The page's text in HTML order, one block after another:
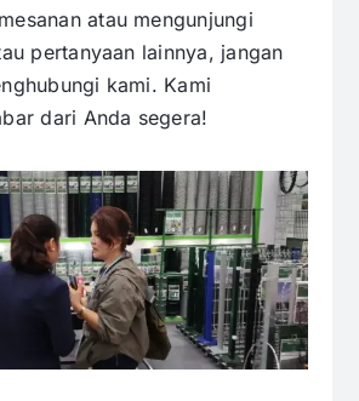
atau mengunjungi
pertanyaan lainnya, jangan
kami. Kami
dari Anda segera!